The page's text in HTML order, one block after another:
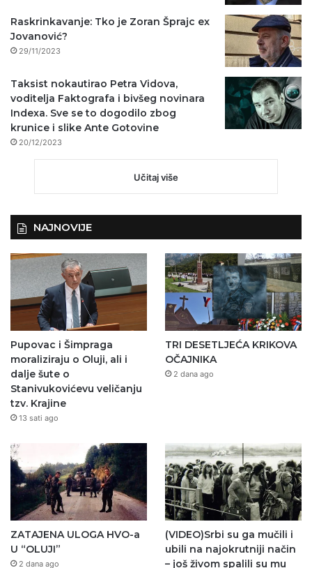
Raskrinkavanje: Tko je Zoran Šprajc ex
Jovanović?
29/11/2023
Taksist nokautirao Petra Vidova,
voditelja Faktografa i bivšeg novinara
Indexa. Sve se to dogodilo zbog
krunice i slike Ante Gotovine
20/12/2023
Učitaj više
NAJNOVIJE
Pupovac i Šimpraga
moraliziraju o Oluji, ali i
dalje šute o
Stanivukovićevu veličanju
tzv. Krajine
13 sati ago
TRI DESETLJEĆA KRIKOVA
OČAJNIKA
2 dana ago
ZATAJENA ULOGA HVO-a
U “OLUJI”
2 dana ago
(VIDEO)Srbi su ga mučili i
ubili na najokrutniji način
– još živom spalili su mu